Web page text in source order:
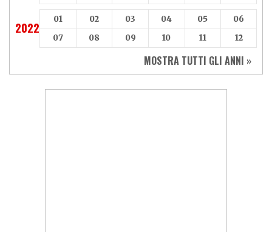
2022
01 02 03 04 05
06
07
08 09 10 11 12
MOSTRA TUTTI GLI ANNI »